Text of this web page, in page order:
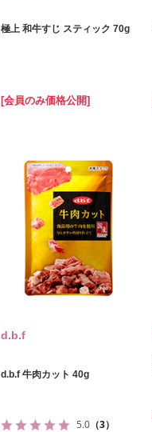
極上 和牛すじ スティック 70g
[会員のみ価格公開]
d.b.f
d.b.f 牛肉カット 40g
5.0 （3）